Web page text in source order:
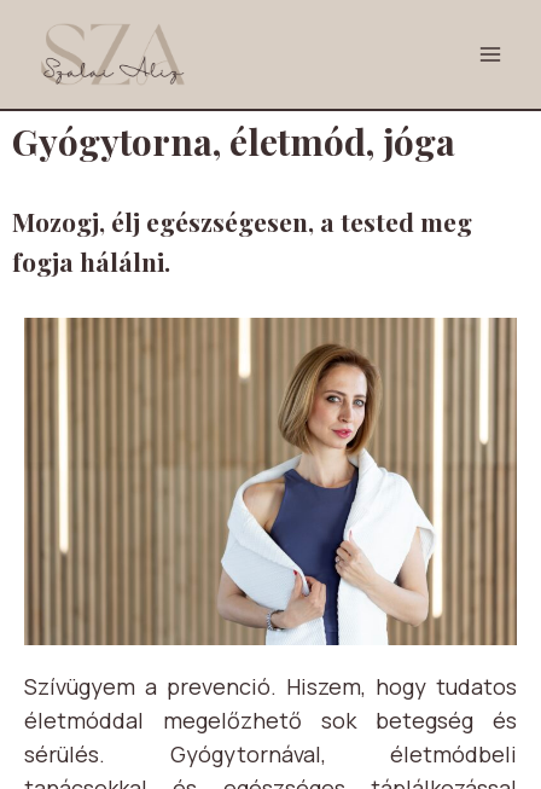
Gyógytorna, életmód, jóga
Mozogj, élj egészségesen, a tested meg
fogja hálálni.
Szívügyem a prevenció. Hiszem, hogy tudatos
életmóddal megelőzhető sok betegség és
sérülés. Gyógytornával, életmódbeli